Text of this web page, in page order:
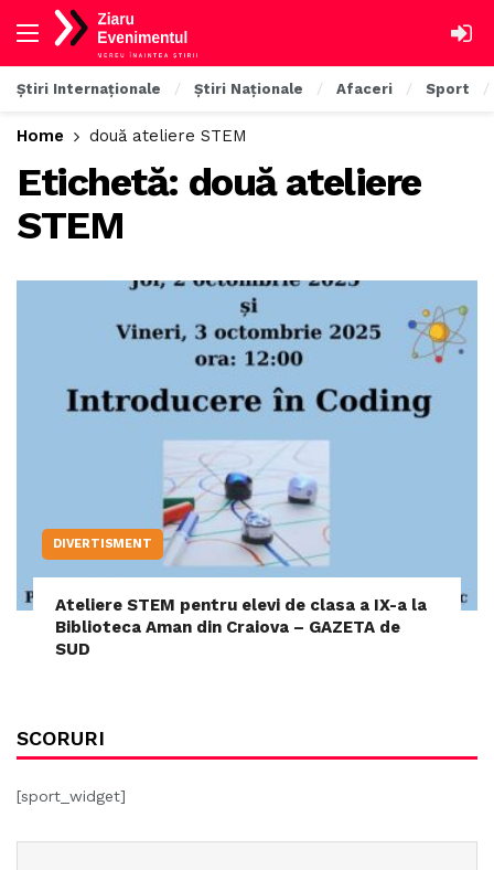
Știri Internaționale Știri Naționale Afaceri Sport
Home două ateliere STEM
Etichetă: două ateliere
STEM
DIVERTISMENT
Ateliere STEM pentru elevi de clasa a IX-a la
Biblioteca Aman din Craiova – GAZETA de
SUD
SCORURI
[sport_widget]